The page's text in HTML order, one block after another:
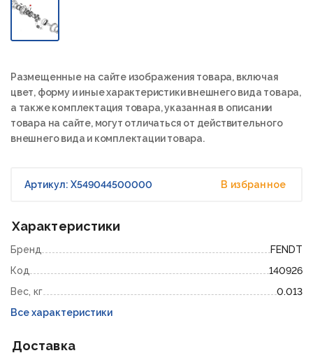
Размещенные на сайте изображения товара, включая
цвет, форму и иные характеристики внешнего вида товара,
а также комплектация товара, указанная в описании
товара на сайте, могут отличаться от действительного
внешнего вида и комплектации товара.
Артикул: X549044500000 В избранное
Характеристики
Бренд
FENDT
Код
140926
Вес, кг
0.013
Все характеристики
Доставка